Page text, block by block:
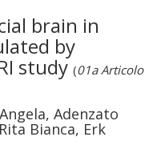
brain in
by
study (01a Articolo
Adenzato
Bianca, Erk